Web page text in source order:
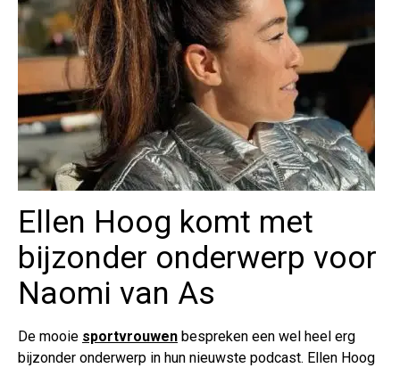
Ellen Hoog komt met
bijzonder onderwerp voor
Naomi van As
De mooie sportvrouwen bespreken een wel heel erg
bijzonder onderwerp in hun nieuwste podcast. Ellen Hoog